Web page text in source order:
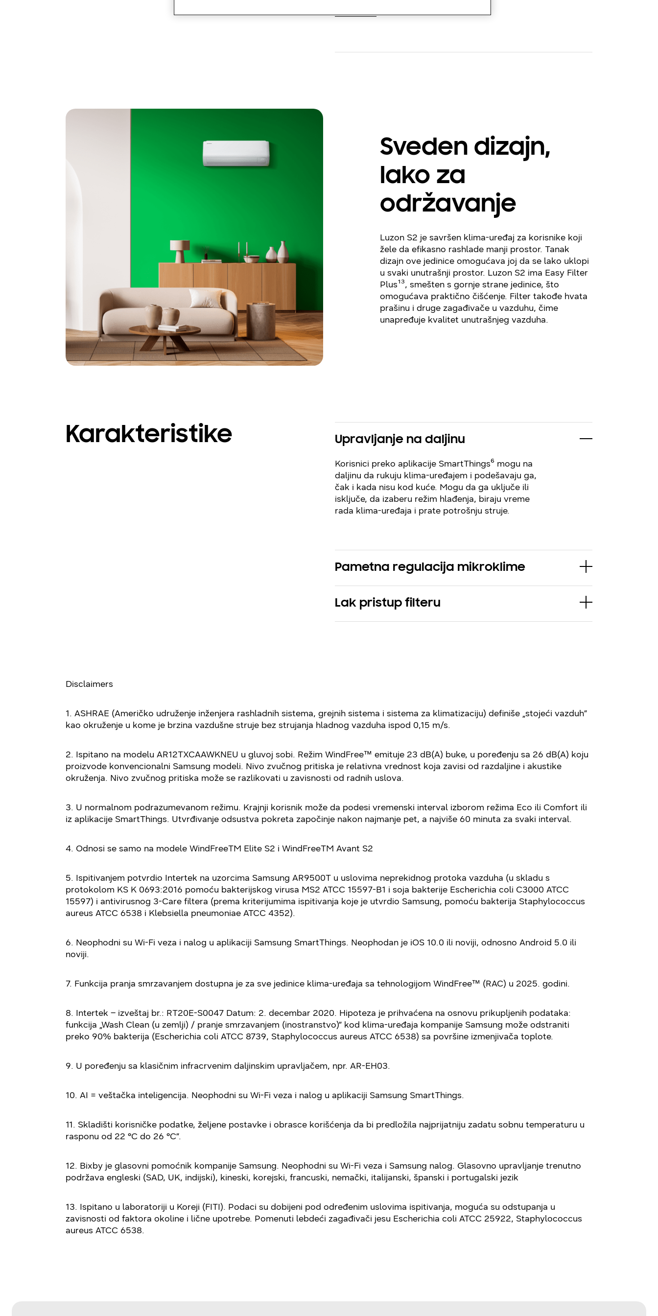
Download
Sveden dizajn,
lako za
održavanje
Luzon S2 je savršen klima-uređaj za korisnike koji
žele da efikasno rashlade manji prostor. Tanak
dizajn ove jedinice omogućava joj da se lako uklopi
u svaki unutrašnji prostor. Luzon S2 ima Easy Filter
Plus¹³, smešten s gornje strane jedinice, što
omogućava praktično čišćenje. Filter takođe hvata
prašinu i druge zagađivače u vazduhu, čime
unapređuje kvalitet unutrašnjeg vazduha.
Karakteristike Upravljanje na daljinu
Korisnici preko aplikacije SmartThings⁶ mogu na
daljinu da rukuju klima-uređajem i podešavaju ga,
čak i kada nisu kod kuće. Mogu da ga uključe ili
isključe, da izaberu režim hlađenja, biraju vreme
rada klima-uređaja i prate potrošnju struje.
Pametna regulacija mikroklime
Lak pristup filteru
Disclaimers
1. ASHRAE (Američko udruženje inženjera rashladnih sistema, grejnih sistema i sistema za klimatizaciju) definiše „stojeći vazduh”
kao okruženje u kome je brzina vazdušne struje bez strujanja hladnog vazduha ispod 0,15 m/s.
2. Ispitano na modelu AR12TXCAAWKNEU u gluvoj sobi. Režim WindFree™ emituje 23 dB(A) buke, u poređenju sa 26 dB(A) koju
proizvode konvencionalni Samsung modeli. Nivo zvučnog pritiska je relativna vrednost koja zavisi od razdaljine i akustike
okruženja. Nivo zvučnog pritiska može se razlikovati u zavisnosti od radnih uslova.
3. U normalnom podrazumevanom režimu. Krajnji korisnik može da podesi vremenski interval izborom režima Eco ili Comfort ili
iz aplikacije SmartThings. Utvrđivanje odsustva pokreta započinje nakon najmanje pet, a najviše 60 minuta za svaki interval.
4. Odnosi se samo na modele WindFreeTM Elite S2 i WindFreeTM Avant S2
5. Ispitivanjem potvrdio Intertek na uzorcima Samsung AR9500T u uslovima neprekidnog protoka vazduha (u skladu s
protokolom KS K 0693:2016 pomoću bakterijskog virusa MS2 ATCC 15597-B1 i soja bakterije Escherichia coli C3000 ATCC
15597) i antivirusnog 3-Care filtera (prema kriterijumima ispitivanja koje je utvrdio Samsung, pomoću bakterija Staphylococcus
aureus ATCC 6538 i Klebsiella pneumoniae ATCC 4352).
6. Neophodni su Wi-Fi veza i nalog u aplikaciji Samsung SmartThings. Neophodan je iOS 10.0 ili noviji, odnosno Android 5.0 ili
noviji.
7. Funkcija pranja smrzavanjem dostupna je za sve jedinice klima-uređaja sa tehnologijom WindFree™ (RAC) u 2025. godini.
8. Intertek – izveštaj br.: RT20E-S0047 Datum: 2. decembar 2020. Hipoteza je prihvaćena na osnovu prikupljenih podataka:
funkcija „Wash Clean (u zemlji) / pranje smrzavanjem (inostranstvo)” kod klima-uređaja kompanije Samsung može odstraniti
preko 90% bakterija (Escherichia coli ATCC 8739, Staphylococcus aureus ATCC 6538) sa površine izmenjivača toplote.
9. U poređenju sa klasičnim infracrvenim daljinskim upravljačem, npr. AR-EH03.
10. AI = veštačka inteligencija. Neophodni su Wi-Fi veza i nalog u aplikaciji Samsung SmartThings.
11. Skladišti korisničke podatke, željene postavke i obrasce korišćenja da bi predložila najprijatniju zadatu sobnu temperaturu u
rasponu od 22 °C do 26 °C”.
12. Bixby je glasovni pomoćnik kompanije Samsung. Neophodni su Wi-Fi veza i Samsung nalog. Glasovno upravljanje trenutno
podržava engleski (SAD, UK, indijski), kineski, korejski, francuski, nemački, italijanski, španski i portugalski jezik
13. Ispitano u laboratoriji u Koreji (FITI). Podaci su dobijeni pod određenim uslovima ispitivanja, moguća su odstupanja u
zavisnosti od faktora okoline i lične upotrebe. Pomenuti lebdeći zagađivači jesu Escherichia coli ATCC 25922, Staphylococcus
aureus ATCC 6538.